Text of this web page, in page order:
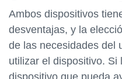
Ambos dispositivos
desventajas, y la
de las necesidades del
utilizar el dispositivo. Si
dispositivo que pueda